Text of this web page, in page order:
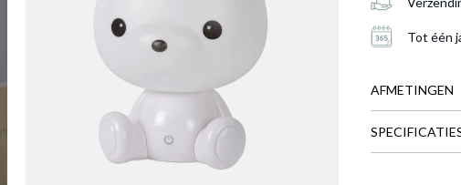
Tot één
AFMETINGEN